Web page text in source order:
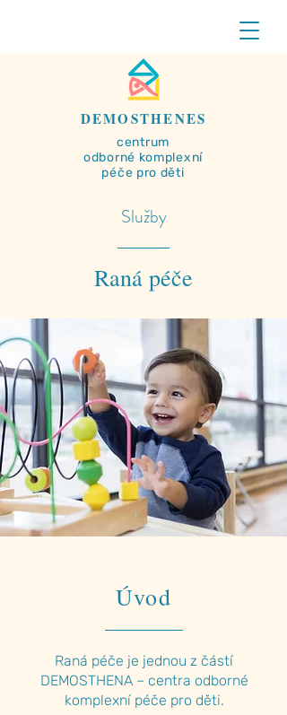
DEMOSTHENES
centrum
odborné komplexní
péče pro děti
Služby
Raná péče
Úvod
Raná péče je jednou z částí
DEMOSTHENA – centra odborné
komplexní péče pro děti.